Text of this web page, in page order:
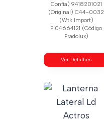
Confia) 9418201021
(Original) C44-0032
(Wtk Import)
Pl04664121 (Código
Pradolux)
Ver Detalhes